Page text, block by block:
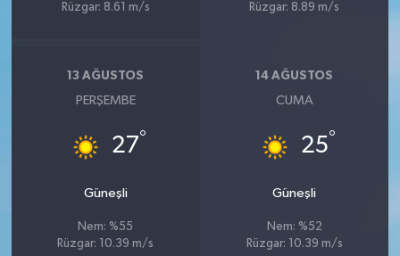
Rüzgar: 8.61 m/s
Rüzgar: 8.89 m/s
13 AĞUSTOS
PERŞEMBE
27°
Güneşli
Nem: %55
Rüzgar: 10.39 m/s
14 AĞUSTOS
CUMA
25°
Güneşli
Nem: %52
Rüzgar: 10.39 m/s